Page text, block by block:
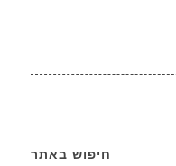
חיפוש באתר